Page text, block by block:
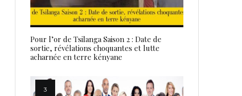
Pour l’or de Tsilanga Saison 2 : Date de
sortie, révélations choquantes et lutte
acharnée en terre kényane